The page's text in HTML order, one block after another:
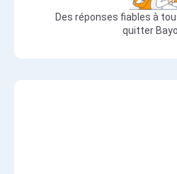
Des réponses fiables à
quitter